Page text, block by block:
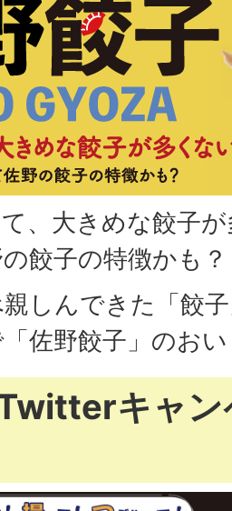
、大きめな餃子
餃子の特徴かも？
しんできた「餃
佐野餃子」のお
キャン